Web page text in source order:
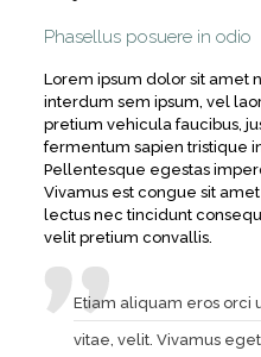
Phasellus posuere in odio
Lorem ipsum dolor sit amet
interdum sem ipsum, vel
pretium vehicula faucibus,
fermentum sapien tristique
Pellentesque egestas
Vivamus est congue sit
lectus nec tincidunt
velit pretium convallis.
Etiam aliquam eros orci
vitae, velit. Vivamus